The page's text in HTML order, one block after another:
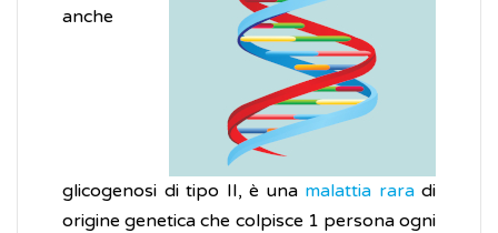
anche
glicogenosi di tipo II, è una malattia raradi
origine genetica che colpisce 1 persona ogni